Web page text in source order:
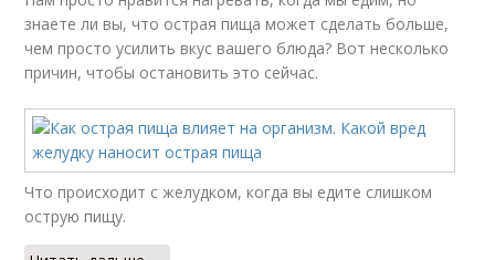
знаете ли вы, что острая пища может сделать больше,
чем просто усилить вкус вашего блюда? Вот несколько
причин, чтобы остановить это сейчас.
Что происходит с желудком, когда вы едите слишком
острую пищу.